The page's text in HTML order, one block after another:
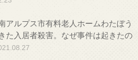
アルプス市有料老人ホームわたぼう
た入居者殺害。なぜ事件は起きたの